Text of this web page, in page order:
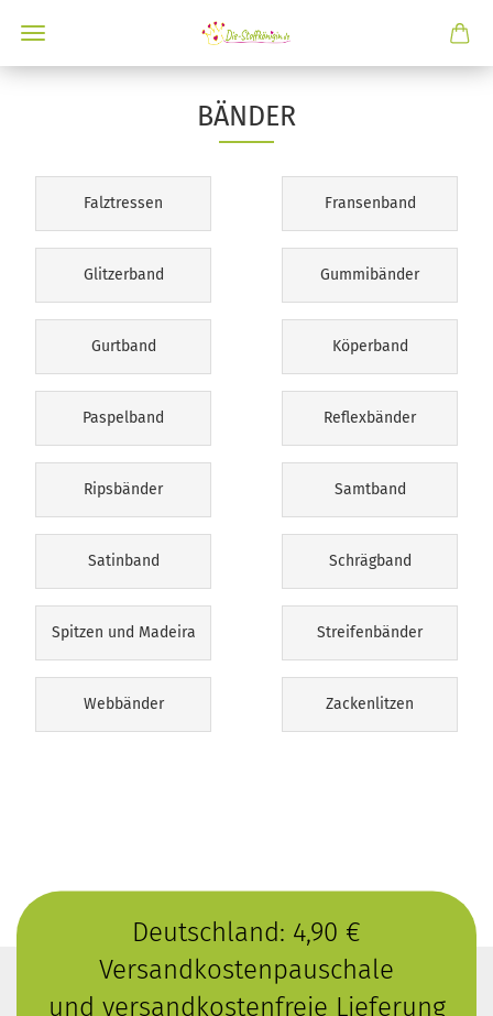
BÄNDER
Falztressen Fransenband
Glitzerband Gummibänder
Gurtband Köperband
Paspelband Reflexbänder
Ripsbänder Samtband
Satinband Schrägband
Spitzen und Madeira Streifenbänder
Webbänder Zackenlitzen
Deutschland: 4,90 €
Versandkostenpauschale
und versandkostenfreie Lieferung